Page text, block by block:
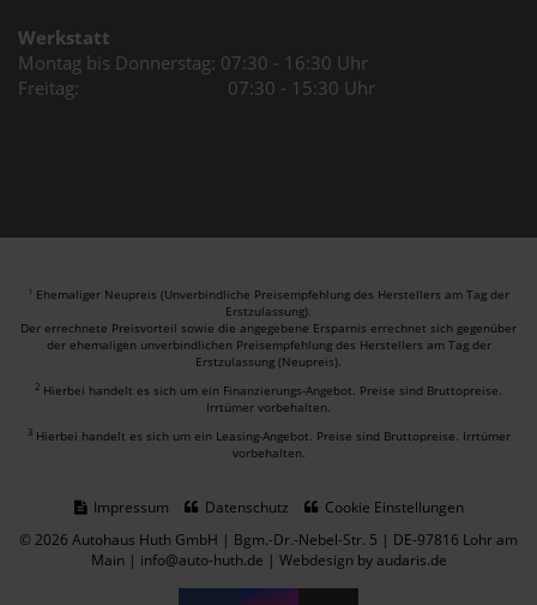
Werkstatt
Montag bis Donnerstag: 07:30 - 16:30 Uhr
Freitag: 07:30 - 15:30 Uhr
1 Ehemaliger Neupreis (Unverbindliche Preisempfehlung des Herstellers am Tag der
Erstzulassung).
Der errechnete Preisvorteil sowie die angegebene Ersparnis errechnet sich gegenüber
der ehemaligen unverbindlichen Preisempfehlung des Herstellers am Tag der
Erstzulassung (Neupreis).
2 Hierbei handelt es sich um ein Finanzierungs-Angebot. Preise sind Bruttopreise.
Irrtümer vorbehalten.
3 Hierbei handelt es sich um ein Leasing-Angebot. Preise sind Bruttopreise. Irrtümer
vorbehalten.
Impressum Datenschutz
Cookie Einstellungen
© 2026 Autohaus Huth GmbH | Bgm.-Dr.-Nebel-Str. 5 | DE-97816 Lohr am
Main | info@auto-huth.de | Webdesign by audaris.de